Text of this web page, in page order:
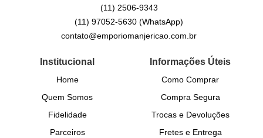
(11) 2506-9343
(11) 97052-5630(WhatsApp)
contato@emporiomanjericao.com.br
Institucional
Home
Quem Somos
Fidelidade
Parceiros
Informações Úteis
Como Comprar
Compra Segura
Trocas e Devoluções
Fretes e Entrega